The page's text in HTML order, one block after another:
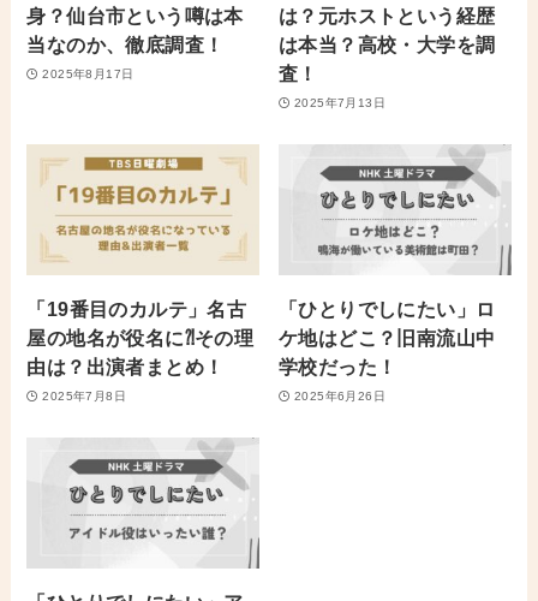
身？仙台市という噂は本
当なのか、徹底調査！
2025年8月17日
は？元ホストという経歴
は本当？高校・大学を調
査！
2025年7月13日
「19番目のカルテ」名古
屋の地名が役名に⁈その理
由は？出演者まとめ！
2025年7月8日
「ひとりでしにたい」ロ
ケ地はどこ？旧南流山中
学校だった！
2025年6月26日